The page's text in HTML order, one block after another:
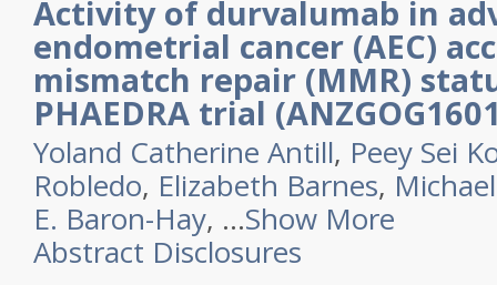
Activity of durvalumab in
endometrial cancer (AEC)
mismatch repair (MMR)
PHAEDRA trial
Yoland Catherine Antill, Peey Sei
Robledo, Elizabeth Barnes,
E. Baron-Hay, ...Show More
Abstract Disclosures